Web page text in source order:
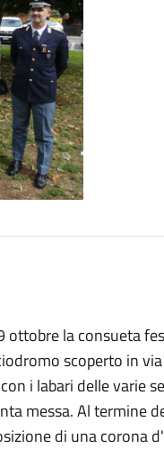
ottobre la consueta
scoperto in
i labari delle varie
messa. Al termine
di una corona